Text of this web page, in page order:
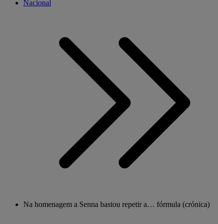
Nacional
Na homenagem a Senna bastou repetir a… fórmula (crónica)